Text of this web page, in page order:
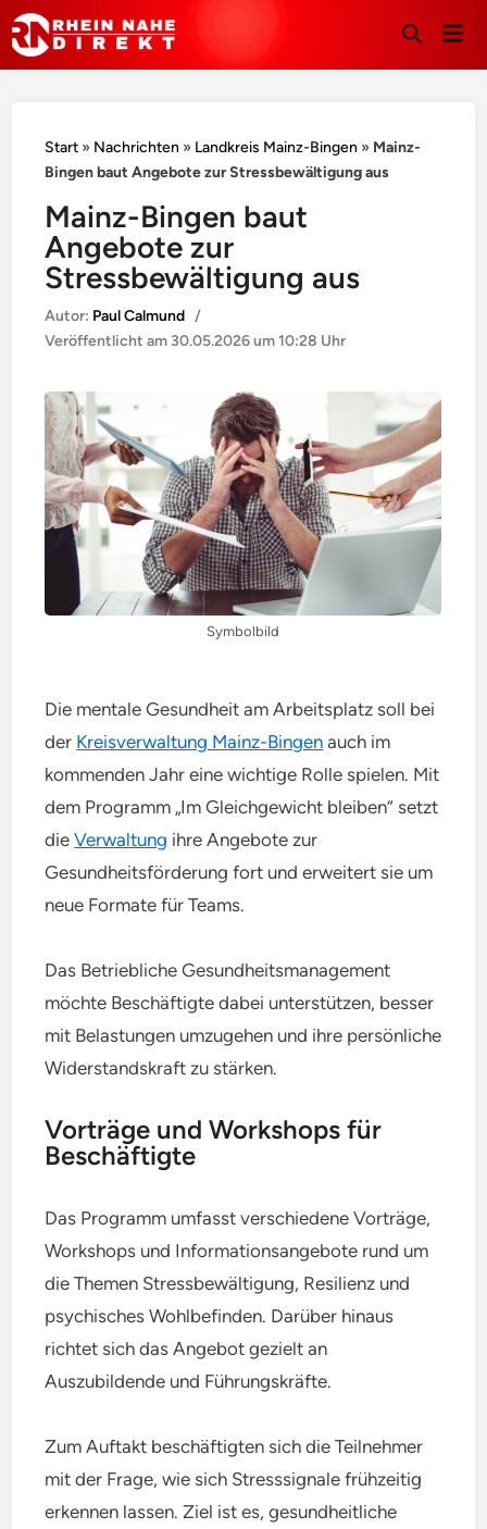
Suche
Start » Nachrichten » Landkreis Mainz-Bingen » Mainz-
Bingen baut Angebote zur Stressbewältigung aus
Mainz-Bingen baut
Angebote zur
Stressbewältigung aus
Autor: Paul Calmund /
Veröffentlicht am 30.05.2026 um 10:28 Uhr
Symbolbild
Die mentale Gesundheit am Arbeitsplatz soll bei
der Kreisverwaltung Mainz-Bingen auch im
kommenden Jahr eine wichtige Rolle spielen. Mit
dem Programm „Im Gleichgewicht bleiben“ setzt
dieVerwaltung ihre Angebote zur
Gesundheitsförderung fort und erweitert sie um
neue Formate für Teams.
Das Betriebliche Gesundheitsmanagement
möchte Beschäftigte dabei unterstützen, besser
mit Belastungen umzugehen und ihre persönliche
Widerstandskraft zu stärken.
Vorträge und Workshops für
Beschäftigte
Das Programm umfasst verschiedene Vorträge,
Workshops und Informationsangebote rund um
die Themen Stressbewältigung, Resilienz und
psychisches Wohlbefinden. Darüber hinaus
richtet sich das Angebot gezielt an
Auszubildende und Führungskräfte.
Zum Auftakt beschäftigten sich die Teilnehmer
mit der Frage, wie sich Stresssignale frühzeitig
erkennen lassen. Ziel ist es, gesundheitliche